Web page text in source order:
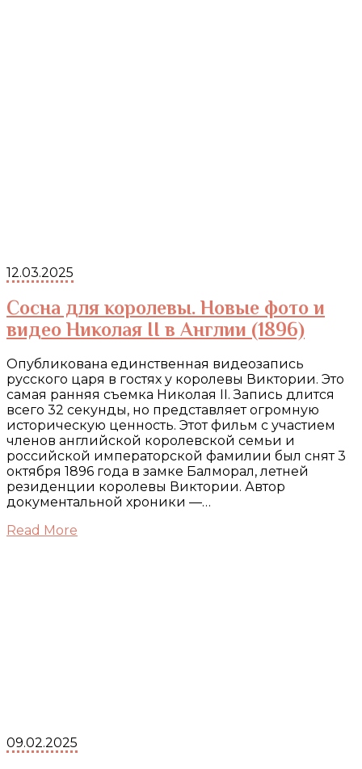
12.03.2025
Сосна для королевы. Новые фото и
видео Николая II в Англии (1896)
Опубликована единственная видеозапись
русского царя в гостях у королевы Виктории. Это
самая ранняя съемка Николая II. Запись длится
всего 32 секунды, но представляет огромную
историческую ценность. Этот фильм с участием
членов английской королевской семьи и
российской императорской фамилии был снят 3
октября 1896 года в замке Балморал, летней
резиденции королевы Виктории. Автор
документальной хроники —…
Read More
09.02.2025